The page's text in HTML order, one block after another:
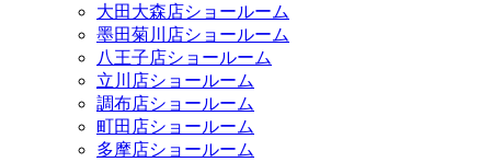
大田大森店ショールーム
墨田菊川店ショールーム
八王子店ショールーム
立川店ショールーム
調布店ショールーム
町田店ショールーム
多摩店ショールーム